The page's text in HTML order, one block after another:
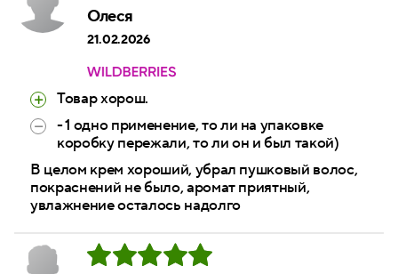
Олеся
21.02.2026
Товар хорош.
- 1 одно применение, то ли на упаковке
коробку пережали, то ли он и был такой)
В целом крем хороший, убрал пушковый волос,
покраснений не было, аромат приятный,
увлажнение осталось надолго